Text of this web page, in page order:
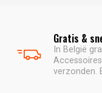
Gratis &
In België
verzonden.